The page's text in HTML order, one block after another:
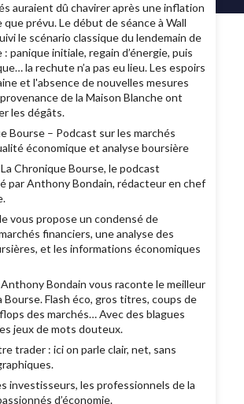
auraient dû chavirer après une inflation
que prévu. Le début de séance à Wall
le scénario classique du lendemain de
panique initiale, regain d’énergie, puis
la rechute n’a pas eu lieu. Les espoirs
et l'absence de nouvelles mesures
de la Maison Blanche ont
les dégâts.
Bourse – Podcast sur les marchés
économique et analyse boursière
Chronique Bourse, le podcast
par Anthony Bondain, rédacteur en chef
vous propose un condensé de
financiers, une analyse des
et les informations économiques
Bondain vous raconte le meilleur
Bourse. Flash éco, gros titres, coups de
des marchés… Avec des blagues
jeux de mots douteux.
trader : ici on parle clair, net, sans
investisseurs, les professionnels de la
d’économie.